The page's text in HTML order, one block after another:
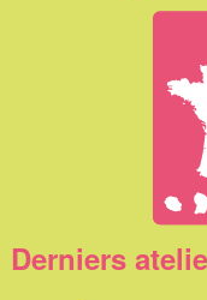
Derniers